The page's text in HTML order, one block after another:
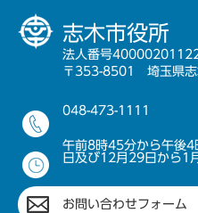
志木市役所
法人番号
〒353-8501 埼玉県志
048-473-1111
午前8時45分から午後4
日及び12月29日から1
お問い合わせフォーム